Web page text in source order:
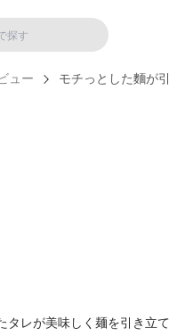
ュー モチっとした麵が
レが美味しく麺を引き立て